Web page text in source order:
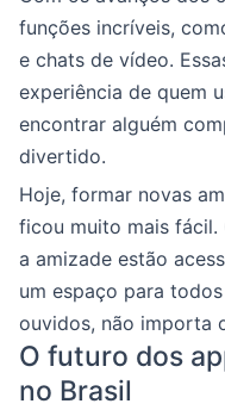
funções incríveis,
e chats de vídeo.
experiência de quem
encontrar alguém
divertido.
Hoje, formar novas
ficou muito mais fácil.
a amizade estão
um espaço para
ouvidos, não importa
O futuro dos
no Brasil